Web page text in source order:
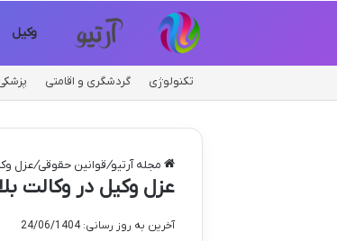
وکیل
تکنولوژی گردشگری و اقامتی
مجله آرتیو/قوانین حقوقی/عزل
عزل وکیل در وکالت
آخرین به روز رسانی: 24/06/1404